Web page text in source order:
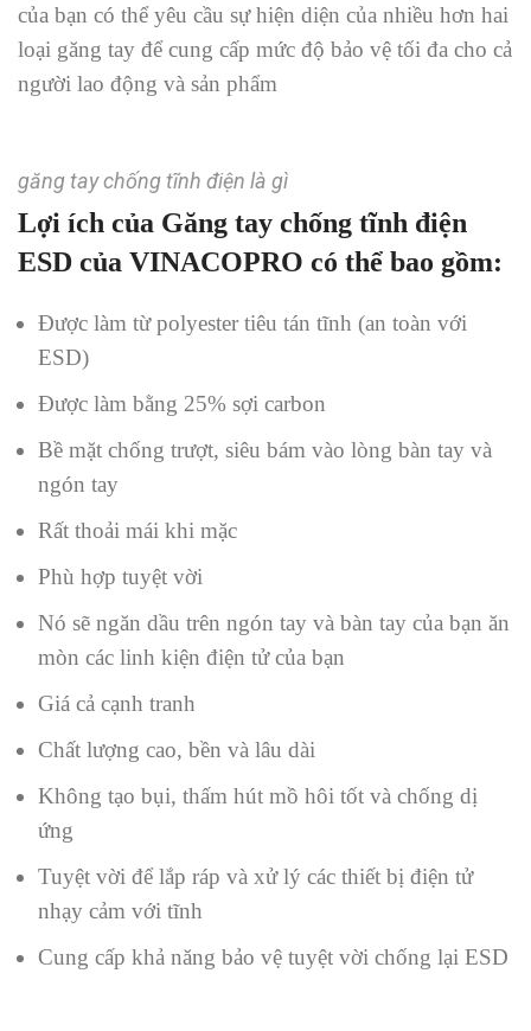
của bạn có thể yêu cầu sự hiện diện của nhiều hơn hai
loại găng tay để cung cấp mức độ bảo vệ tối đa cho cả
người lao động và sản phẩm
găng tay chống tĩnh điện là gì
Lợi ích của Găng tay chống tĩnh điện
ESD của VINACOPRO có thể bao gồm:
Được làm từ polyester tiêu tán tĩnh (an toàn với
ESD)
Được làm bằng 25% sợi carbon
Bề mặt chống trượt, siêu bám vào lòng bàn tay và
ngón tay
Rất thoải mái khi mặc
Phù hợp tuyệt vời
Nó sẽ ngăn dầu trên ngón tay và bàn tay của bạn ăn
mòn các linh kiện điện tử của bạn
Giá cả cạnh tranh
Chất lượng cao, bền và lâu dài
Không tạo bụi, thấm hút mồ hôi tốt và chống dị
ứng
Tuyệt vời để lắp ráp và xử lý các thiết bị điện tử
nhạy cảm với tĩnh
Cung cấp khả năng bảo vệ tuyệt vời chống lại ESD